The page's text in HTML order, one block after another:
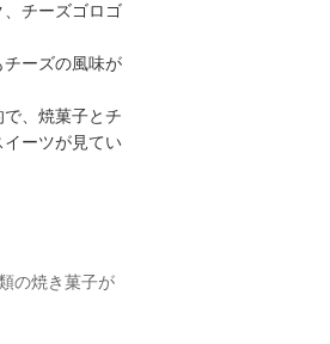
チーズゴロゴ
ーズの風味が
、焼菓子とチ
ーツが見てい
の焼き菓子が